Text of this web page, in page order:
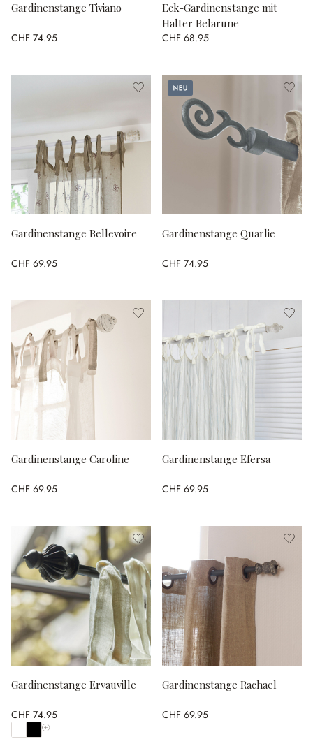
Gardinenstange Tiviano
CHF 74.95
Eck-Gardinenstange mit
Halter Belarune
CHF 68.95
Gardinenstange Bellevoire
CHF 69.95
Neu
Gardinenstange Quarlie
CHF 74.95
Gardinenstange Caroline
CHF 69.95
Gardinenstange Efersa
CHF 69.95
Gardinenstange Ervauville
CHF 74.95
Alle Farben anzeigen
Gardinenstange Rachael
CHF 69.95